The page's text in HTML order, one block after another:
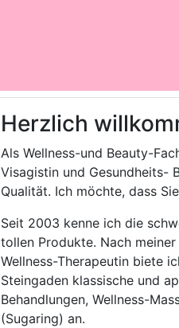
Herzlich
Als Wellness-und Beauty-
Visagistin und Gesundheits-
Qualität. Ich möchte, dass
Seit 2003 kenne ich die
tollen Produkte. Nach
Wellness-Therapeutin biete
Steingaden klassische und
Behandlungen, Wellness-
(Sugaring) an.